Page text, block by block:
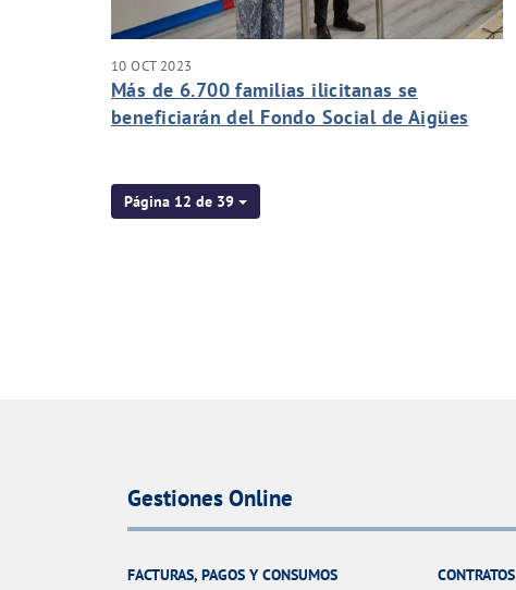
10 OCT 2023
Más de 6.700 familias ilicitanas se
beneficiarán del Fondo Social de Aigües
Página 12 de 39
Gestiones Online
FACTURAS, PAGOS Y CONSUMOS
CONTRATOS